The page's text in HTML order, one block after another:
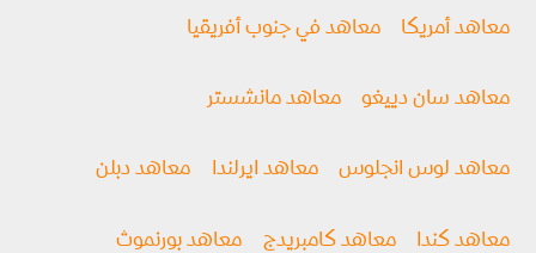
معاهد أمريكا معاهد في جنوب أفريقيا
معاهد سان دييغو معاهد مانشستر
معاهد لوس انجلوس معاهد ايرلندا معاهد دبلن
معاهد كندا معاهد كامبريدج معاهد بورنموث